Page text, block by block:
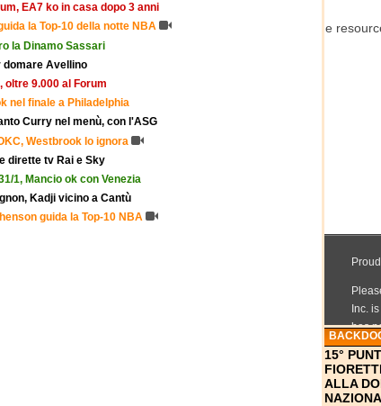
EA7 ko in casa dopo 3 anni
la Top-10 della notte NBA
la Dinamo Sassari
domare Avellino
oltre 9.000 al Forum
nel finale a Philadelphia
Curry nel menù, con l'ASG
Westbrook lo ignora
dirette tv Rai e Sky
1, Mancio ok con Venezia
Kadji vicino a Cantù
guida la Top-10 NBA
15°
ALLA